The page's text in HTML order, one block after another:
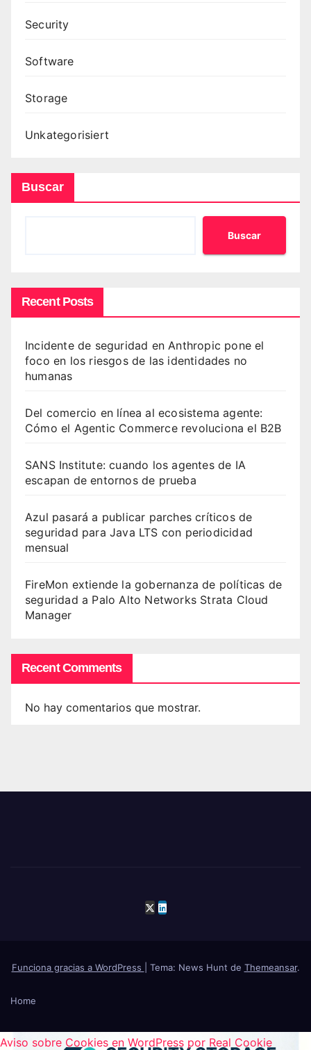
Security
Software
Storage
Unkategorisiert
Buscar
Buscar
Recent Posts
Incidente de seguridad en Anthropic pone el
foco en los riesgos de las identidades no
humanas
Del comercio en línea al ecosistema agente:
Cómo el Agentic Commerce revoluciona el B2B
SANS Institute: cuando los agentes de IA
escapan de entornos de prueba
Azul pasará a publicar parches críticos de
seguridad para Java LTS con periodicidad
mensual
FireMon extiende la gobernanza de políticas de
seguridad a Palo Alto Networks Strata Cloud
Manager
Recent Comments
No hay comentarios que mostrar.
Funciona gracias a WordPress Tema: News Hunt de Themeansar.
Home
Aviso sobre Cookies en WordPress por Real Cookie